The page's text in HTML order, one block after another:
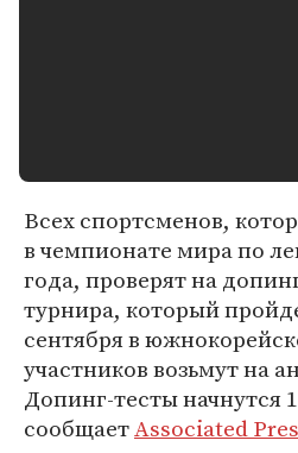
Всех спортсменов,
в чемпионате мира по
года, проверят на
турнира, который
сентября в
участников возьмут на
Допинг-тесты начнутся
сообщаетAssociated